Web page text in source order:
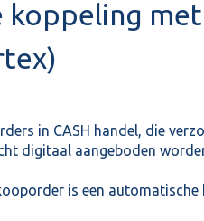
koppeling
in CASH handel, die
digitaal aangeboden
is een